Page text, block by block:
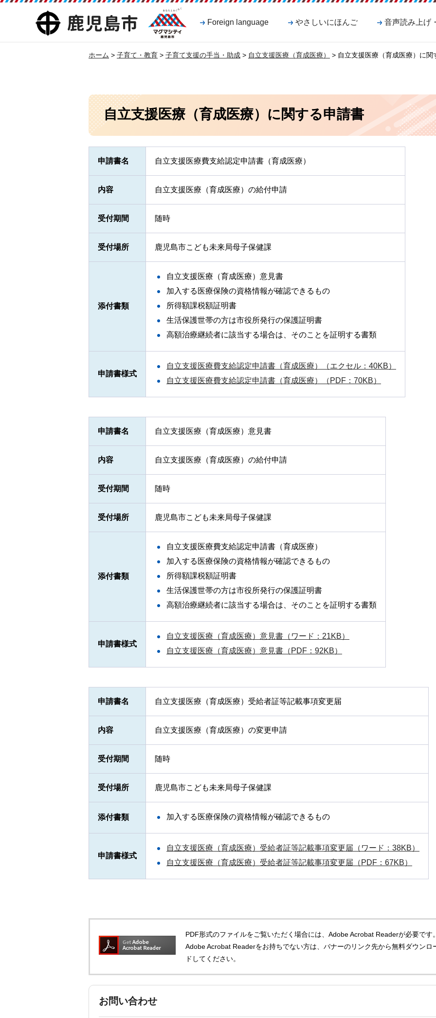
鹿児島市
マグマシティ
鹿児島市
Foreign language やさしいにほんご 音声読み上げ
ホーム > 子育て・教育 > 子育て支援の手当・助成 > 自立支援医療（育成医療） > 自立支援医療（育成医療）に関
自立支援医療（育成医療）に関する申請書
申請書名 自立支援医療費支給認定申請書（育成医療）
内容 自立支援医療（育成医療）の給付申請
受付期間 随時
受付場所 鹿児島市こども未来局母子保健課
添付書類
自立支援医療（育成医療）意見書
加入する医療保険の資格情報が確認できるもの
所得額課税額証明書
生活保護世帯の方は市役所発行の保護証明書
高額治療継続者に該当する場合は、そのことを証明する書類
申請書様式
自立支援医療費支給認定申請書（育成医療）（エクセル：40KB）
自立支援医療費支給認定申請書（育成医療）（PDF：70KB）
申請書名 自立支援医療（育成医療）意見書
内容 自立支援医療（育成医療）の給付申請
受付期間 随時
受付場所 鹿児島市こども未来局母子保健課
添付書類
自立支援医療費支給認定申請書（育成医療）
加入する医療保険の資格情報が確認できるもの
所得額課税額証明書
生活保護世帯の方は市役所発行の保護証明書
高額治療継続者に該当する場合は、そのことを証明する書類
申請書様式
自立支援医療（育成医療）意見書（ワード：21KB）
自立支援医療（育成医療）意見書（PDF：92KB）
申請書名 自立支援医療（育成医療）受給者証等記載事項変更届
内容 自立支援医療（育成医療）の変更申請
受付期間 随時
受付場所 鹿児島市こども未来局母子保健課
添付書類 加入する医療保険の資格情報が確認できるもの
申請書様式
自立支援医療（育成医療）受給者証等記載事項変更届（ワード：38KB）
自立支援医療（育成医療）受給者証等記載事項変更届（PDF：67KB）
PDF形式のファイルをご覧いただく場合には、Adobe Acrobat Readerが必要です
Adobe Acrobat Readerをお持ちでない方は、バナーのリンク先から無料ダウンロ
ドしてください。
お問い合わせ